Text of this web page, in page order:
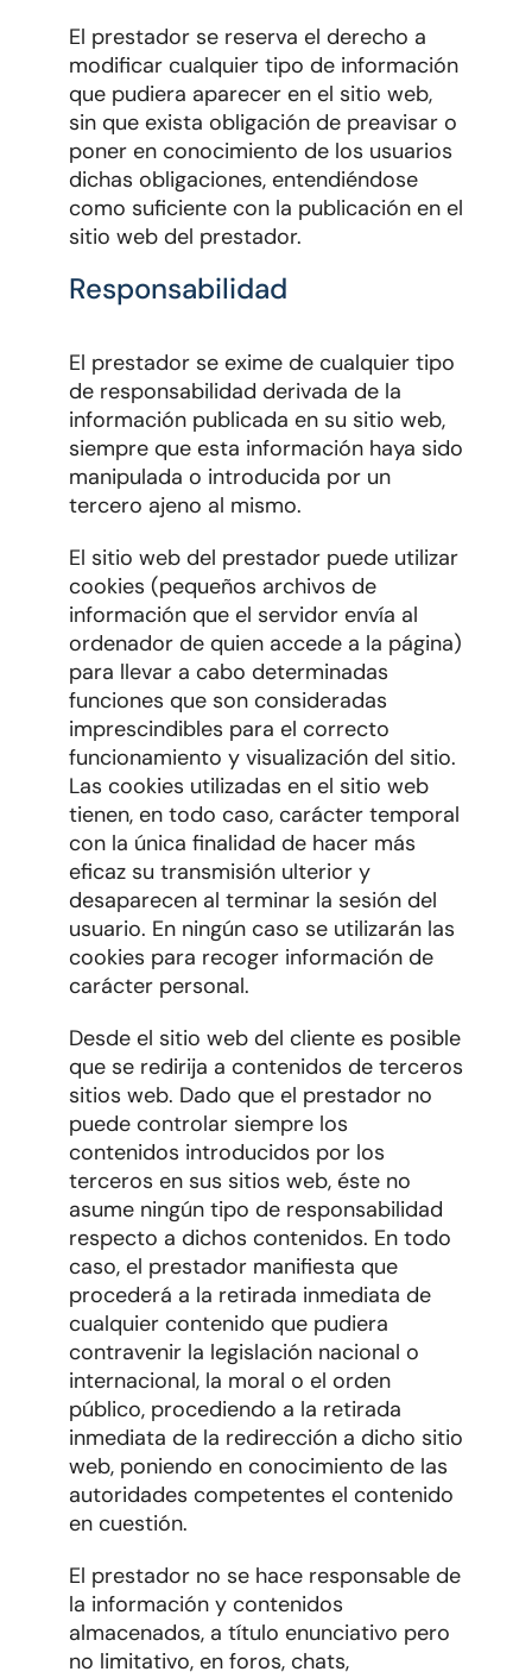
El prestador se reserva el derecho a
modificar cualquier tipo de información
que pudiera aparecer en el sitio web,
sin que exista obligación de preavisar o
poner en conocimiento de los usuarios
dichas obligaciones, entendiéndose
como suficiente con la publicación en el
sitio web del prestador.
Responsabilidad
El prestador se exime de cualquier tipo
de responsabilidad derivada de la
información publicada en su sitio web,
siempre que esta información haya sido
manipulada o introducida por un
tercero ajeno al mismo.
El sitio web del prestador puede utilizar
cookies (pequeños archivos de
información que el servidor envía al
ordenador de quien accede a la página)
para llevar a cabo determinadas
funciones que son consideradas
imprescindibles para el correcto
funcionamiento y visualización del sitio.
Las cookies utilizadas en el sitio web
tienen, en todo caso, carácter temporal
con la única finalidad de hacer más
eficaz su transmisión ulterior y
desaparecen al terminar la sesión del
usuario. En ningún caso se utilizarán las
cookies para recoger información de
carácter personal.
Desde el sitio web del cliente es posible
que se redirija a contenidos de terceros
sitios web. Dado que el prestador no
puede controlar siempre los
contenidos introducidos por los
terceros en sus sitios web, éste no
asume ningún tipo de responsabilidad
respecto a dichos contenidos. En todo
caso, el prestador manifiesta que
procederá a la retirada inmediata de
cualquier contenido que pudiera
contravenir la legislación nacional o
internacional, la moral o el orden
público, procediendo a la retirada
inmediata de la redirección a dicho sitio
web, poniendo en conocimiento de las
autoridades competentes el contenido
en cuestión.
El prestador no se hace responsable de
la información y contenidos
almacenados, a título enunciativo pero
no limitativo, en foros, chats,